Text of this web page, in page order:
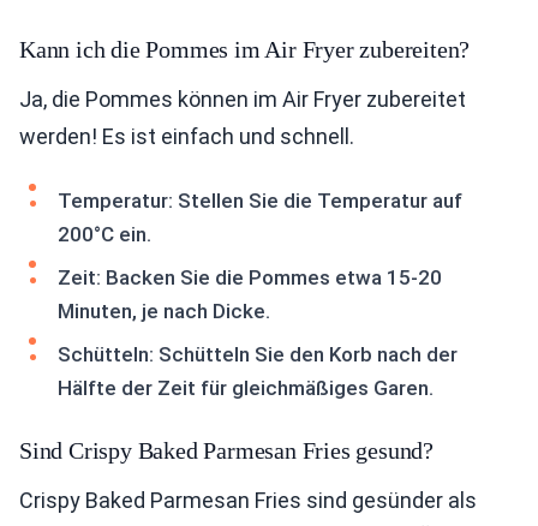
Kann ich die Pommes im Air Fryer zubereiten?
Ja, die Pommes können im Air Fryer zubereitet
werden! Es ist einfach und schnell.
Temperatur: Stellen Sie die Temperatur auf
200°C ein.
Zeit: Backen Sie die Pommes etwa 15-20
Minuten, je nach Dicke.
Schütteln: Schütteln Sie den Korb nach der
Hälfte der Zeit für gleichmäßiges Garen.
Sind Crispy Baked Parmesan Fries gesund?
Crispy Baked Parmesan Fries sind gesünder als